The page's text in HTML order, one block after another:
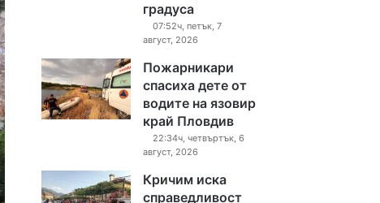
градуса
07:52ч, петък, 7
август, 2026
Пожарникари
спасиха дете от
водите на язовир
край Пловдив
22:34ч, четвъртък, 6
август, 2026
Кричим иска
справедливост